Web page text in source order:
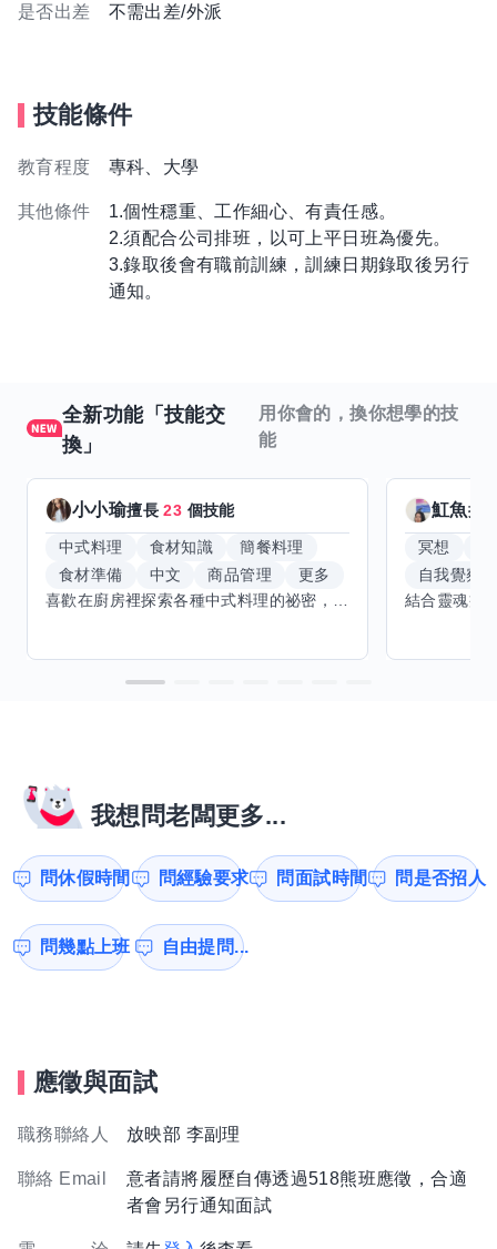
是否出差 不需出差/外派
技能條件
教育程度 專科、大學
其他條件
1.個性穩重、工作細心、有責任感。
2.須配合公司排班，以可上平日班為優先。
3.錄取後會有職前訓練，訓練日期錄取後另行
通知。
全新功能「技能交
換」
用你會的，換你想學的技
能
小小瑜擅長23 個技能
中式料理 食材知識
簡餐料理
食材準備
中文 商品管理
更多
魟魚擅
冥想
自我覺察
我想問老闆更多...
問休假時間 問經驗要求 問面試時間 問是否招人
問幾點上班 自由提問...
應徵與面試
職務聯絡人 放映部 李副理
聯絡 Email
意者請將履歷自傳透過518熊班應徵，合適
者會另行通知面試